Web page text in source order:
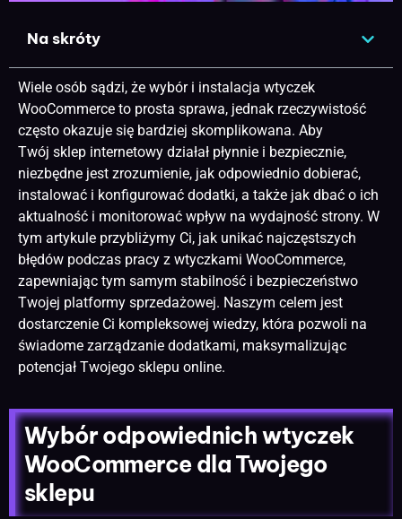
Na skróty
Wiele osób sądzi, że wybór i instalacja wtyczek
WooCommerce to prosta sprawa, jednak rzeczywistość
często okazuje się bardziej skomplikowana. Aby
Twój sklep internetowy działał płynnie i bezpiecznie,
niezbędne jest zrozumienie, jak odpowiednio dobierać,
instalować i konfigurować dodatki, a także jak dbać o ich
aktualność i monitorować wpływ na wydajność strony. W
tym artykule przybliżymy Ci, jak unikać najczęstszych
błędów podczas pracy z wtyczkami WooCommerce,
zapewniając tym samym stabilność i bezpieczeństwo
Twojej platformy sprzedażowej. Naszym celem jest
dostarczenie Ci kompleksowej wiedzy, która pozwoli na
świadome zarządzanie dodatkami, maksymalizując
potencjał Twojego sklepu online.
Wybór odpowiednich wtyczek
WooCommerce dla Twojego
sklepu